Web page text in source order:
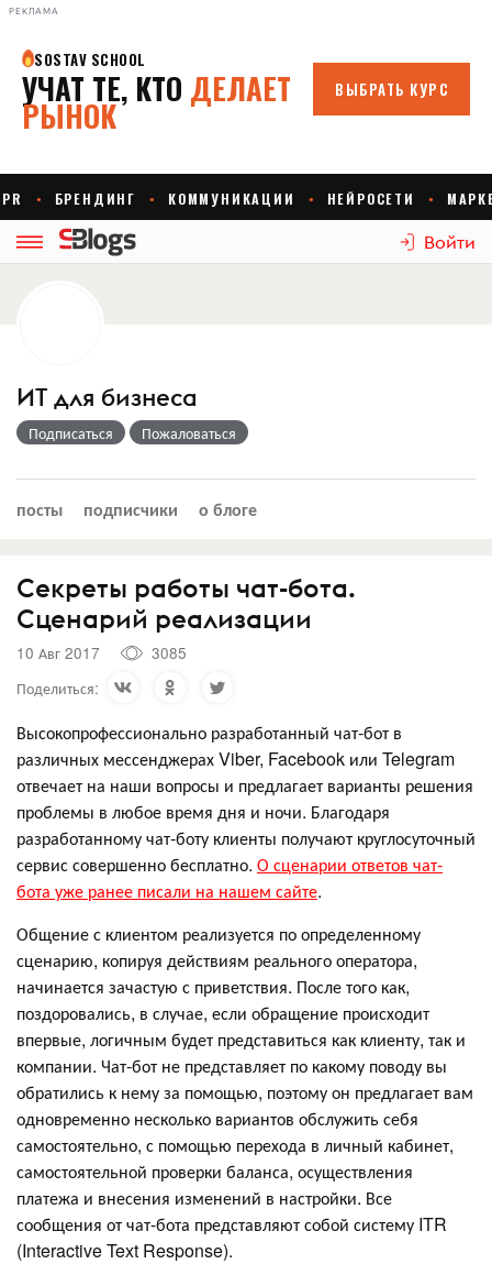
РЕКЛАМА
Войти
ИТ для бизнеса
Подписаться Пожаловаться
посты подписчики о блоге
Секреты работы чат-бота.
Сценарий реализации
10 Авг 2017
3085
Поделиться:
Высокопрофессионально разработанный чат-бот в
различных мессенджерах Viber, Facebook или Telegram
отвечает на наши вопросы и предлагает варианты решения
проблемы в любое время дня и ночи. Благодаря
разработанному чат-боту клиенты получают круглосуточный
сервис совершенно бесплатно. О сценарии ответов чат-
бота уже ранее писали на нашем сайте.
Общение с клиентом реализуется по определенному
сценарию, копируя действиям реального оператора,
начинается зачастую с приветствия. После того как,
поздоровались, в случае, если обращение происходит
впервые, логичным будет представиться как клиенту, так и
компании. Чат-бот не представляет по какому поводу вы
обратились к нему за помощью, поэтому он предлагает вам
одновременно несколько вариантов обслужить себя
самостоятельно, с помощью перехода в личный кабинет,
самостоятельной проверки баланса, осуществления
платежа и внесения изменений в настройки. Все
сообщения от чат-бота представляют собой систему ITR
(Interactive Text Response).